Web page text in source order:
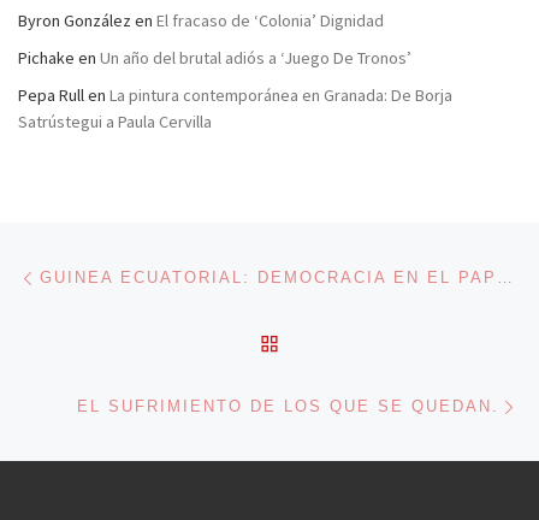
Byron González en El fracaso de ‘Colonia’ Dignidad
Pichake en Un año del brutal adiós a ‘Juego De Tronos’
Pepa Rullen La pintura contemporánea en Granada: De Borja
Satrústegui a Paula Cervilla
Navegación de entradas GUINEA ECUATORIAL: DEMOCRACIA EN EL PAPEL, DICTADURA EN LOS HECHOS
EL SUFRIMIENTO DE LOS QUE SE QUEDAN.